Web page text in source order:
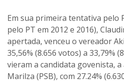
Em sua primeira tentativa pelo
pelo PT em 2012 e 2016),
apertada, venceu o vereador
35,56% (8.656 votos) a 33,79%
vieram a candidata govenista,
Marilza (PSB), com 27.24%